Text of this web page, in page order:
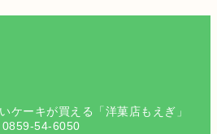
ケーキが買える「洋菓店もえぎ」
0859-54-6050